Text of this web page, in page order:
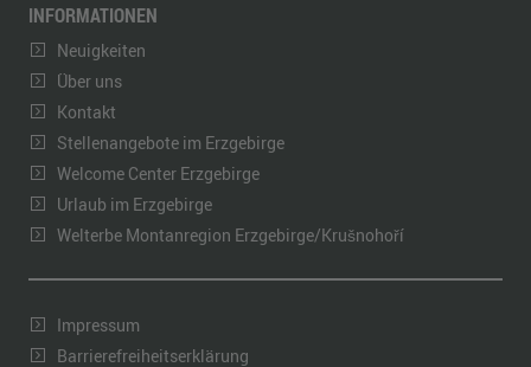
INFORMATIONEN
Neuigkeiten
Über uns
Kontakt
Stellenangebote im Erzgebirge
Welcome Center Erzgebirge
Urlaub im Erzgebirge
Welterbe Montanregion Erzgebirge/Krušnohoří
Impressum
Barrierefreiheitserklärung